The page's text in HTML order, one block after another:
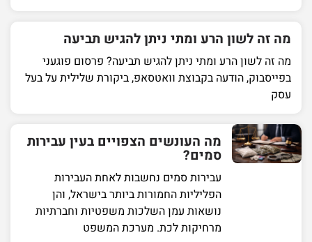
מה זה לשון הרע ומתי ניתן להגיש תביעה
מה זה לשון הרע ומתי ניתן להגיש תביעה? פרסום פוגעני
בפייסבוק, הודעה בקבוצת וואטסאפ, ביקורת שלילית על בעל
עסק
מה העונשים הצפויים בעין עבירות
סמים?
עבירות סמים נחשבות לאחת העבירות
הפליליות החמורות ביותר בישראל, והן
נושאות עמן השלכות משפטיות וחברתיות
מרחיקות לכת. מערכת המשפט